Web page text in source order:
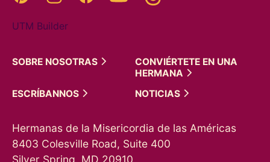
UTM Builder
SOBRE NOSOTRAS
CONVIÉRTETE EN UNA
HERMANA
ESCRÍBANNOS
NOTICIAS
Hermanas de la Misericordia de las Américas
8403 Colesville Road, Suite 400
Silver Spring, MD 20910